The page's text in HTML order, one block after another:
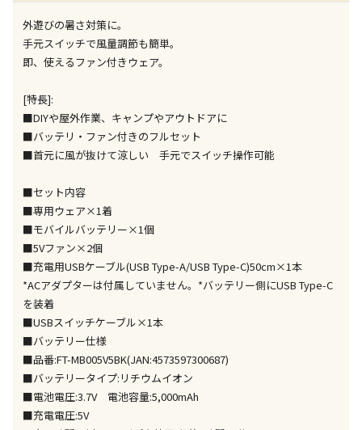
お届けができません）
※同時購入の商品は、全て同じ店舗での受取となりま
す
が、ご購入手続きを分けてお買い求めください
※支払い方法の代金引換は選択できません。
※電話注文はできません。
宅配のみでお届けする商品です（店舗受取は選択でき
ません）
※「宅配・店舗受取」「宅配のみ」マークの商品のみ
同時購入が可能です
午前9時までのご注文確定した商品については、当日に
出荷いたします。
ただし、メーカーの営業日に基づき出荷手続きを行う
また、日曜・祝日や年末年始などの長期休業期間中
は、休業明けからの出荷対応となります。
設置工事代金も含まれた商品です
外遊びの暑さ対策に。
手元スイッチで風量調節も簡単。
即、使えるファン付きウェア。
[特長]:
■DIYや屋外作業、キャンプやアウトドアに
■バッテリ・ファン付きのフルセット
■首元に風が抜けて涼しい 手元でスイッチ操作可能
■セット内容
■専用ウェア×1着
■モバイルバッテリー×1個
■5Vファン×2個
■充電用USBケーブル(USB Type-A/USB Type-C)50cm×1本
*ACアダプターは付属していません。*バッテリー側にUSB Type-C
を装着
■USBスイッチケーブル×1本
■バッテリー仕様
■品番:FT-MB005V5BK(JAN:4573597300687)
■バッテリータイプ:リチウムイオン
■電池電圧:3.7V 電池容量:5,000mAh
■充電電圧:5V